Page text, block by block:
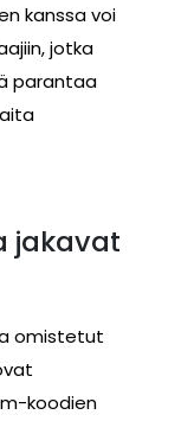
kanssa voi
jotka
parantaa
jakavat
omistetut
koodien